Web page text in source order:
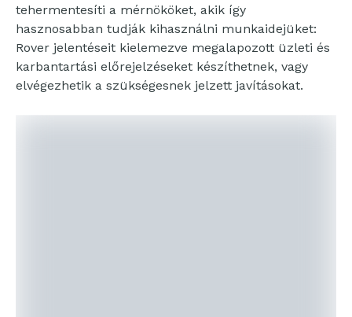
tehermentesíti a mérnököket, akik így
hasznosabban tudják kihasználni munkaidejüket:
Rover jelentéseit kielemezve megalapozott üzleti és
karbantartási előrejelzéseket készíthetnek, vagy
elvégezhetik a szükségesnek jelzett javításokat.